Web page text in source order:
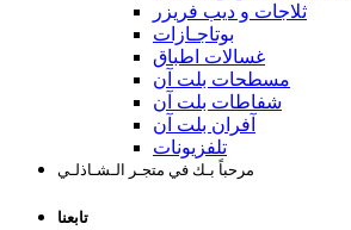
ثلاجات و ديب فريزر
بوتاجـازات
غسالات اطباق
مسطحات بلت آن
شفاطات بلت آن
آفران بلت آن
تلفزيونات
مرحباً بـك في متجـر الـشـاذلـي
تابعنا